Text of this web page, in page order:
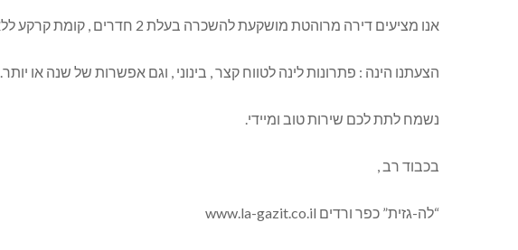
אנו מציעים דירה מרוהטת מושקעת להשכרה בעלת 2 חדרים , קומת קרקע ללא מדרגות , מטבח מאובזר , מזגנים , כבלים – יס ואינטרנט חופשי.
הצעתנו הינה : פתרונות לינה לטווח קצר , בינוני , וגם אפשרות של שנה או יותר.
נשמח לתת לכם שירות טוב ומיידי.
בכבוד רב ,
“לה-גזית” כפר ורדים www.la-gazit.co.il